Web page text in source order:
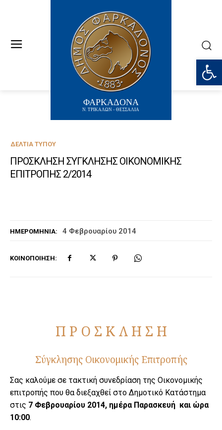
ΦΑΡΚΑΔΟΝΑ
Ν. ΤΡΙΚΑΛΩΝ - ΘΕΣΣΑΛΙΑ
ΗΜΕΡΟΜΗΝΊΑ: 4 Φεβρουαρίου 2014
ΚΟΙΝΟΠΟΊΗΣΗ:
ΔΕΛΤΊΑ ΤΎΠΟΥ
ΠΡΟΣΚΛΗΣΗ ΣΥΓΚΛΗΣΗΣ ΟΙΚΟΝΟΜΙΚΗΣ
ΕΠΙΤΡΟΠΗΣ 2/2014
Π Ρ Ο Σ Κ Λ Η Σ Η
Σύγκλησης Οικονομικής Επιτροπής
Σας καλούμε σε τακτική συνεδρίαση της Οικονομικής
επιτροπής που θα διεξαχθεί στο Δημοτικό Κατάστημα
στις 7 Φεβρουαρίου 2014, ημέρα Παρασκευή και ώρα
10:00.